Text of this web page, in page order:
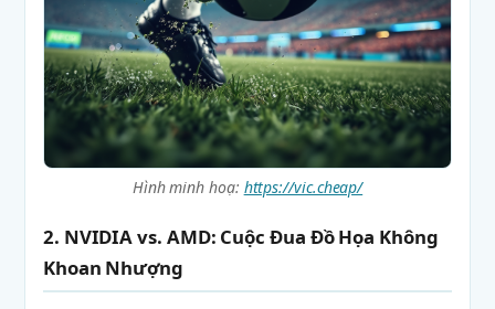
Hình minh hoạ: https://vic.cheap/
2. NVIDIA vs. AMD: Cuộc Đua Đồ Họa Không
Khoan Nhượng